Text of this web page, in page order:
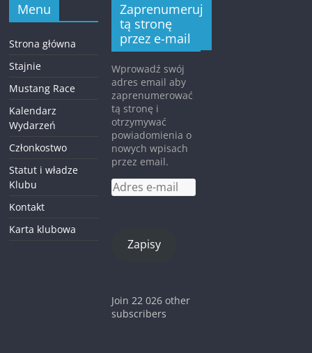
Menu
Strona główna
Stajnie
Mustang Race
Kalendarz
Wydarzeń
Członkostwo
Statut i władze
Klubu
Kontakt
Karta klubowa
Zaprenumeruj
tą stronę
przez e-mail
Wprowadź swój
adres email aby
zaprenumerować
tą stronę i
otrzymywać
powiadomienia o
nowych wpisach
przez email.
Adres
e-
Zapisy
Join 22 026 other
subscribers